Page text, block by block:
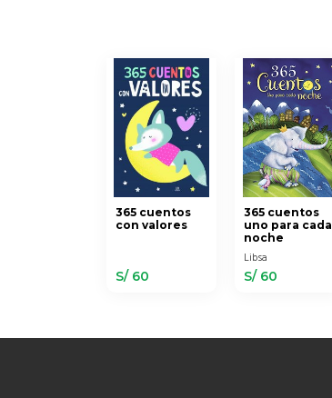
365 cuentos
con valores
S/ 60
365 cuentos
uno para cada
noche
Libsa
S/ 60